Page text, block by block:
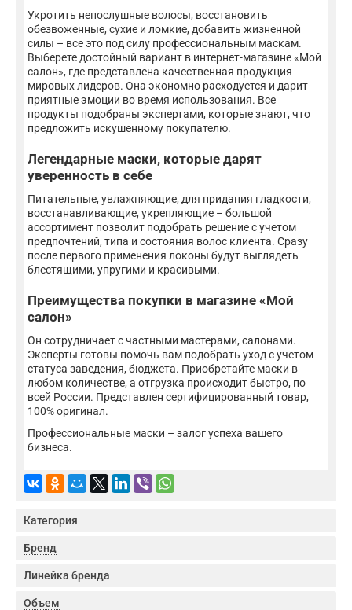
Укротить непослушные волосы, восстановить
обезвоженные, сухие и ломкие, добавить жизненной
силы – все это под силу профессиональным маскам.
Выберете достойный вариант в интернет-магазине «Мой
салон», где представлена качественная продукция
мировых лидеров. Она экономно расходуется и дарит
приятные эмоции во время использования. Все
продукты подобраны экспертами, которые знают, что
предложить искушенному покупателю.
Легендарные маски, которые дарят
уверенность в себе
Питательные, увлажняющие, для придания гладкости,
восстанавливающие, укрепляющие – большой
ассортимент позволит подобрать решение с учетом
предпочтений, типа и состояния волос клиента. Сразу
после первого применения локоны будут выглядеть
блестящими, упругими и красивыми.
Преимущества покупки в магазине «Мой
салон»
Он сотрудничает с частными мастерами, салонами.
Эксперты готовы помочь вам подобрать уход с учетом
статуса заведения, бюджета. Приобретайте маски в
любом количестве, а отгрузка происходит быстро, по
всей России. Представлен сертифицированный товар,
100% оригинал.
Профессиональные маски – залог успеха вашего
бизнеса.
Категория
Бренд
Линейка бренда
Объем